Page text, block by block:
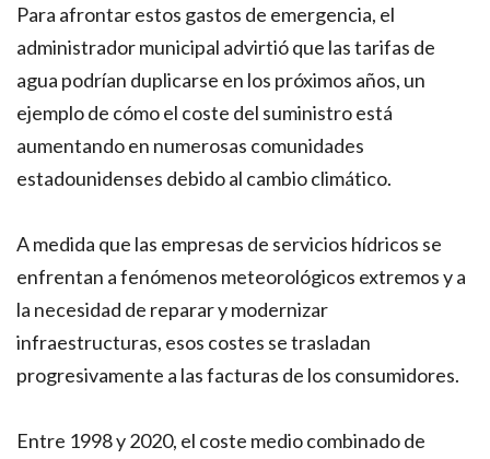
Para afrontar estos gastos de emergencia, el
administrador municipal advirtió que las tarifas de
agua podrían duplicarse en los próximos años, un
ejemplo de cómo el coste del suministro está
aumentando en numerosas comunidades
estadounidenses debido al cambio climático.
A medida que las empresas de servicios hídricos se
enfrentan a fenómenos meteorológicos extremos y a
la necesidad de reparar y modernizar
infraestructuras, esos costes se trasladan
progresivamente a las facturas de los consumidores.
Entre 1998 y 2020, el coste medio combinado de